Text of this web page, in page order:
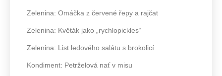
Zelenina: Omáčka z červené řepy a rajčat
Zelenina: Květák jako „rychlopickles“
Zelenina: List ledového salátu s brokolicí
Kondiment: Petrželová nať v misu